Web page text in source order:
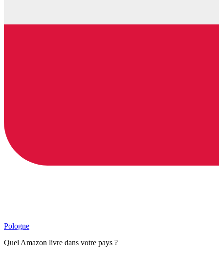
Pologne
Quel Amazon livre dans votre pays ?